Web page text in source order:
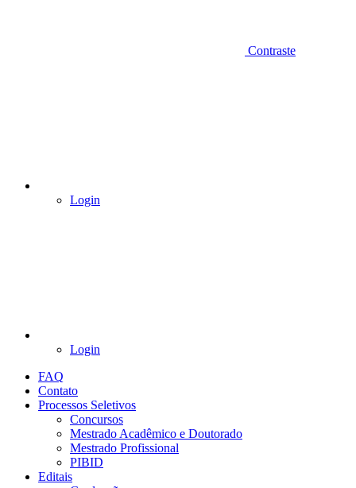
Contraste
Login
Login
FAQ
Contato
Processos Seletivos
Concursos
Mestrado Acadêmico e Doutorado
Mestrado Profissional
PIBID
Editais